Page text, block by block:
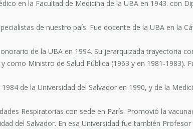
en la Facultad de Medicina de la UBA en 1943. con
de nuestro país. Fue docente de la UBA en la
de la UBA en 1994. Su jerarquizada trayectoria
Ministro de Salud Pública (1963 y en 1981-1983).
de la Universidad del Salvador en 1990, y de la
Respiratorias con sede en París. Promovió la
del Salvador. En esa Universidad fue también